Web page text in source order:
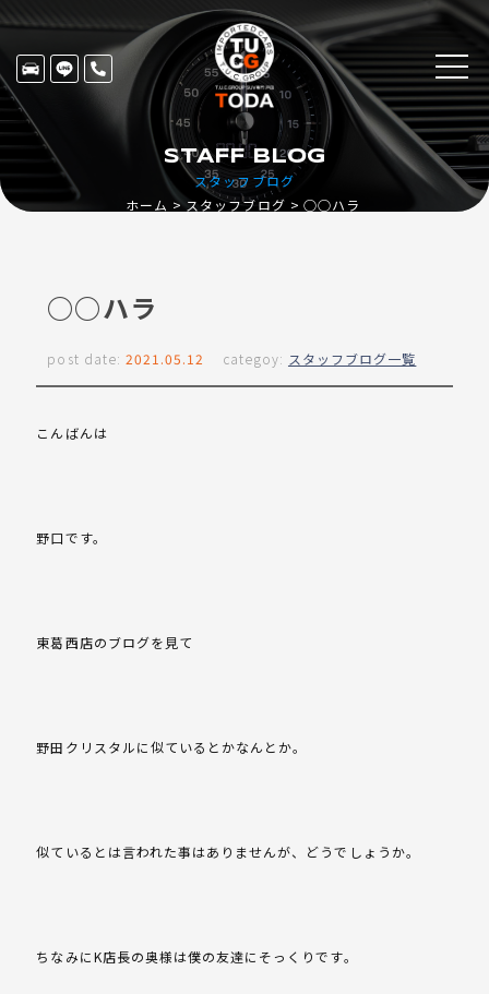
スタッフブログ
STAFF BLOG
ホーム スタッフブログ ○○ハラ
○○ハラ
post date: 2021.05.12 categoy: スタッフブログ一覧
こんばんは
野口です。
東葛西店のブログを見て
野田クリスタルに似ているとかなんとか。
似ているとは言われた事はありませんが、どうでしょうか。
ちなみにK店長の奥様は僕の友達にそっくりです。